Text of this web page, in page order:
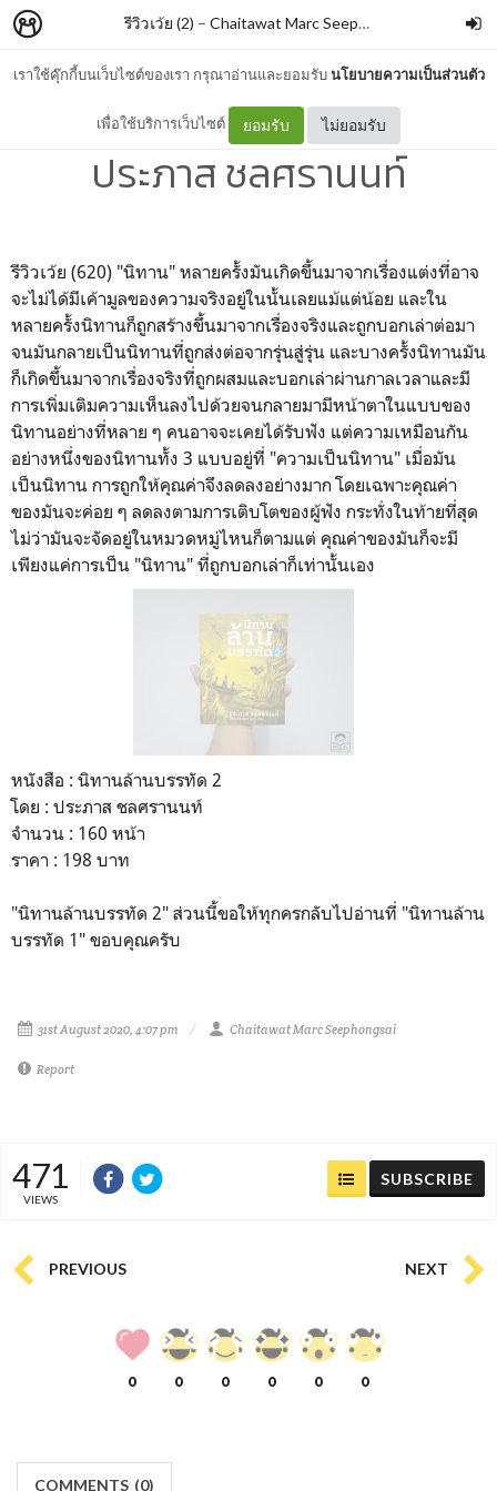
เราใช้คุ๊กกี้บนเว็บไซต์ของเรา กรุณาอ่านและยอมรับนโยบายความเป็นส่วนตัว
เพื่อใช้บริการเว็บไซต์ ยอมรับ ไม่ยอมรับ
รีวิวเว้ย (2) – Chaitawat Marc Seephongsai
นิทานล้านบรรทัด 2 By
ประภาส ชลศรานนท์
รีวิวเว้ย (620) "นิทาน" หลายครั้งมันเกิดขึ้นมาจากเรื่องแต่งที่อาจ
จะไม่ได้มีเค้ามูลของความจริงอยู่ในนั้นเลยแม้แต่น้อย และใน
หลายครั้งนิทานก็ถูกสร้างขึ้นมาจากเรื่องจริงและถูกบอกเล่าต่อมา
จนมันกลายเป็นนิทานที่ถูกส่งต่อจากรุ่นสู่รุ่น และบางครั้งนิทานมัน
ก็เกิดขึ้นมาจากเรื่องจริงที่ถูกผสมและบอกเล่าผ่านกาลเวลาและมี
การเพิ่มเติมความเห็นลงไปด้วยจนกลายมามีหน้าตาในแบบของ
นิทานอย่างที่หลาย ๆ คนอาจจะเคยได้รับฟัง แต่ความเหมือนกัน
อย่างหนึ่งของนิทานทั้ง 3 แบบอยู่ที่ "ความเป็นนิทาน" เมื่อมัน
เป็นนิทาน การถูกให้คุณค่าจึงลดลงอย่างมาก โดยเฉพาะคุณค่า
ของมันจะค่อย ๆ ลดลงตามการเติบโตของผู้ฟัง กระทั่งในท้ายที่สุด
ไม่ว่ามันจะจัดอยู่ในหมวดหมู่ไหนก็ตามแต่ คุณค่าของมันก็จะมี
เพียงแค่การเป็น "นิทาน" ที่ถูกบอกเล่าก็เท่านั้นเอง
หนังสือ : นิทานล้านบรรทัด 2
โดย : ประภาส ชลศรานนท์
จำนวน : 160 หน้า
ราคา : 198 บาท
"นิทานล้านบรรทัด 2" ส่วนนี้ขอให้ทุกครกลับไปอ่านที่ "นิทานล้าน
บรรทัด 1" ขอบคุณครับ
31st August 2020, 4:07 pm Chaitawat Marc Seephongsai
Report
471
VIEWS
SUBSCRIBE
PREVIOUS NEXT
0 0 0 0 0 0
COMMENTS (0)